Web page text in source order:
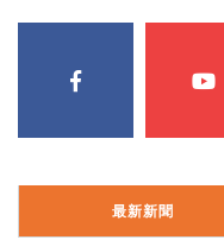
最新新聞